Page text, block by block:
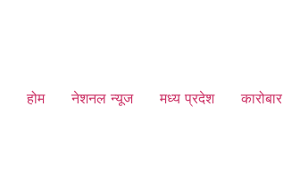
होम नेशनल न्यूज मध्य प्रदेश कारोबार